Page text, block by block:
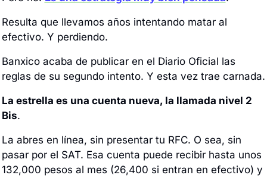
Resulta que llevamos años intentando matar al
efectivo. Y perdiendo.
Banxico acaba de publicar en el Diario Oficial las
reglas de su segundo intento. Y esta vez trae carnada.
La estrella es una cuenta nueva, la llamada nivel 2
Bis.
La abres en línea, sin presentar tu RFC. O sea, sin
pasar por el SAT. Esa cuenta puede recibir hasta unos
132,000 pesos al mes (26,400 si entran en efectivo) y